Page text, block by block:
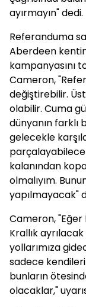
ayırmayın" dedi.
Referanduma
Aberdeen
kampanyasını
Cameron,
değiştirebilir.
olabilir. Cuma
dünyanın farklı
gelecekle
kalanından
olmalıyım.
yapılmayacak"
Cameron,
Krallık
yollarımıza
sadece
bunların
olacaklar,"